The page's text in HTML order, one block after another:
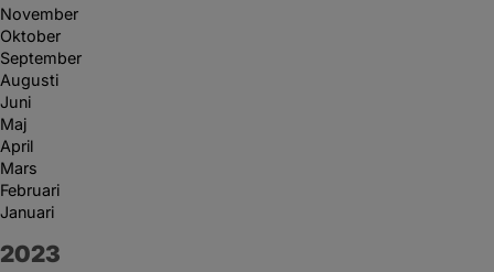
November
Oktober
September
Augusti
Juni
Maj
April
Mars
Februari
Januari
År:
2023